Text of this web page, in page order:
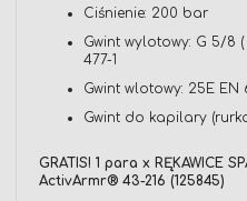
Ciśnienie: 200 bar
Gwint wylotowy: G 5/8 (
477-1
Gwint wlotowy: 25E EN
Gwint do kapilary
GRATIS! 1 para x RĘKAWICE
ActivArmr® 43-216 (125845)